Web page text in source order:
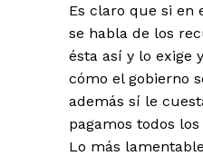
Es claro que si en
se habla de los
ésta así y lo exige
cómo el gobierno
además sí le
pagamos todos
Lo más